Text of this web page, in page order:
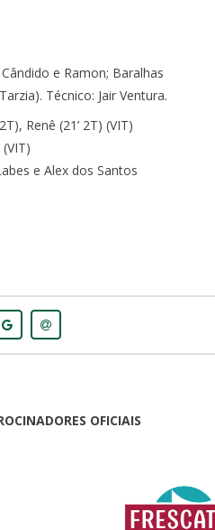
e Ramon; Baralhas
Técnico: Jair Ventura.
Renê (21’ 2T) (VIT)
e Alex dos Santos
OFICIAIS